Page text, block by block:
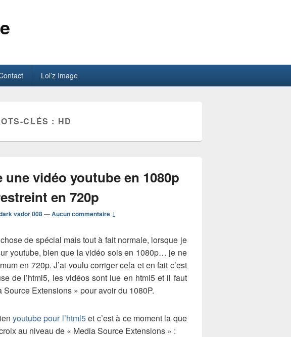
Lol’z Image
CLÉS : HD
vidéo youtube en 1080p
en 720p
vador 008—Aucun commentaire ↓
de spécial mais tout à fait normale, lorsque je
youtube, bien que la vidéo sois en 1080p… je ne
en 720p. J’ai voulu corriger cela et en fait c’est
de l’html5, les vidéos sont lue en html5 et il faut
Extensions » pour avoir du 1080P.
youtube pour l’html5et c’est à ce moment la que
au niveau de « Media Source Extensions » :